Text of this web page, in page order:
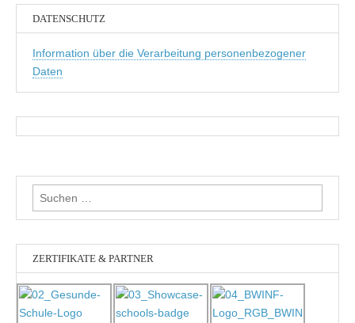
DATENSCHUTZ
Information über die Verarbeitung personenbezogener
Daten
Suchen
nach:
ZERTIFIKATE & PARTNER